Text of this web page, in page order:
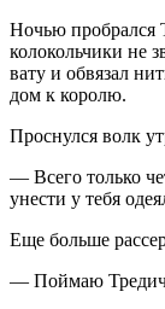
Ночью пробрался
колокольчики не
вату и обвязал
дом к королю.
Проснулся волк
— Всего только
унести у тебя
Еще больше
— Поймаю